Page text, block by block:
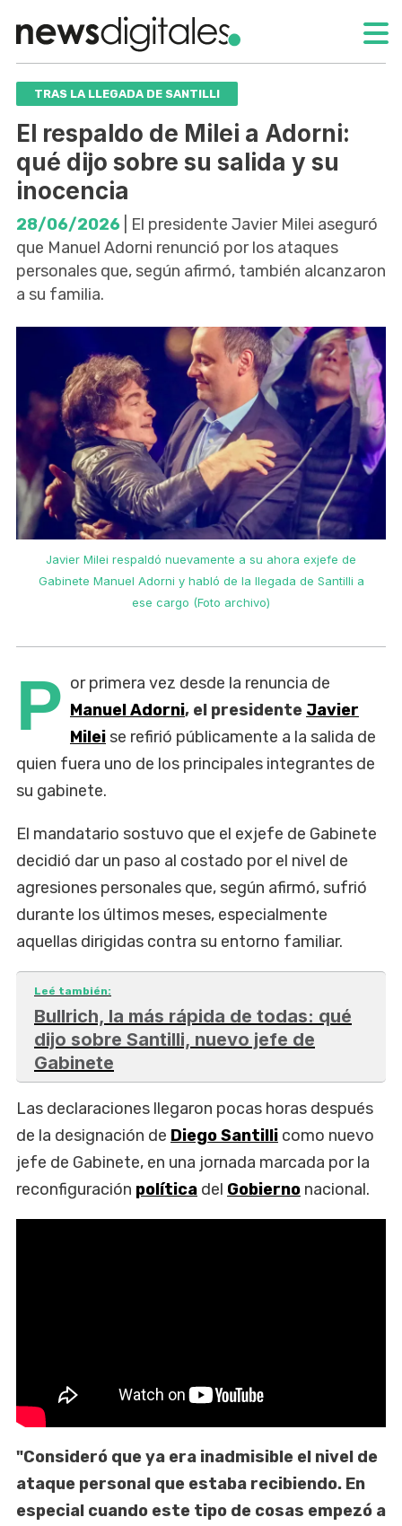
TRAS LA LLEGADA DE SANTILLI
El respaldo de Milei a Adorni:
qué dijo sobre su salida y su
inocencia
28/06/2026 | El presidente Javier Milei aseguró
que Manuel Adorni renunció por los ataques
personales que, según afirmó, también alcanzaron
a su familia.
Javier Milei respaldó nuevamente a su ahora exjefe de
Gabinete Manuel Adorni y habló de la llegada de Santilli a
ese cargo (Foto archivo)
P or primera vez desde la renuncia de
Manuel Adorni, el presidente Javier
Milei se refirió públicamente a la salida de
quien fuera uno de los principales integrantes de
su gabinete.
El mandatario sostuvo que el exjefe de Gabinete
decidió dar un paso al costado por el nivel de
agresiones personales que, según afirmó, sufrió
durante los últimos meses, especialmente
aquellas dirigidas contra su entorno familiar.
Leé también:
Bullrich, la más rápida de todas: qué
dijo sobre Santilli, nuevo jefe de
Gabinete
Las declaraciones llegaron pocas horas después
de la designación de Diego Santilli como nuevo
jefe de Gabinete, en una jornada marcada por la
reconfiguración política del Gobierno nacional.
"Consideró que ya era inadmisible el nivel de
ataque personal que estaba recibiendo. En
especial cuando este tipo de cosas empezó a